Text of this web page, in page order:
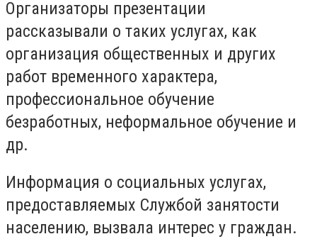
Организаторы презентации
рассказывали о таких услугах, как
организация общественных и других
работ временного характера,
профессиональное обучение
безработных, неформальное обучение и
др.
Информация о социальных услугах,
предоставляемых Службой занятости
населению, вызвала интерес у граждан.